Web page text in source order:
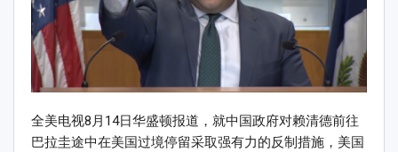
全美电视8月14日华盛顿报道，就中国政府对赖清德前往
巴拉圭途中在美国过境停留采取强有力的反制措施，美国